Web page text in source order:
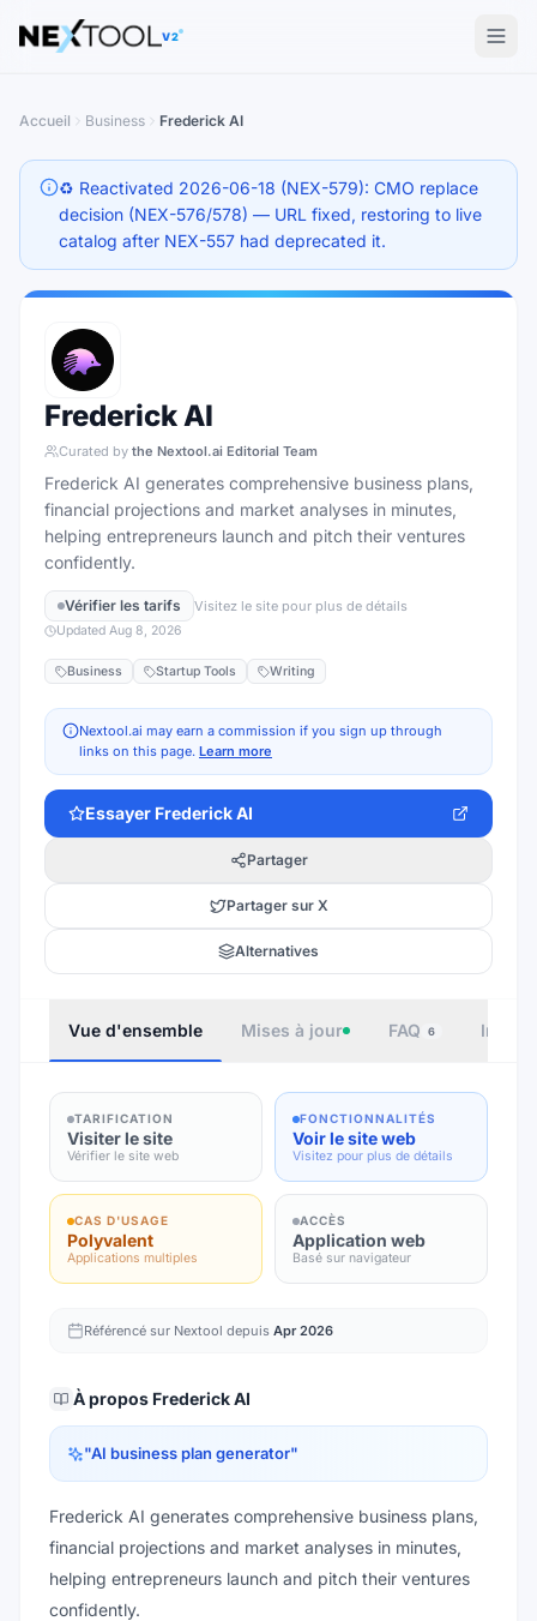
The AI tools directory — Find the Best AI Tools
V2
Accueil Business Frederick AI
♻️ Reactivated 2026-06-18 (NEX-579): CMO replace
decision (NEX-576/578) — URL fixed, restoring to live
catalog after NEX-557 had deprecated it.
Frederick AI
Curated by the Nextool.ai Editorial Team
Frederick AI generates comprehensive business plans,
financial projections and market analyses in minutes,
helping entrepreneurs launch and pitch their ventures
confidently.
Vérifier les tarifs Visitez le site pour plus de détails
Updated Aug 8, 2026
Business Startup Tools Writing
Nextool.ai may earn a commission if you sign up through
links on this page. Learn more
Essayer Frederick AI
Partager
Partager sur X
Alternatives
Vue d'ensemble Mises à jour FAQ 6
TARIFICATION
Visiter le site
Vérifier le site web
FONCTIONNALITÉS
Voir le site web
Visitez pour plus de détails
CAS D'USAGE
Polyvalent
Applications multiples
ACCÈS
Application web
Basé sur navigateur
Référencé sur Nextool depuis Apr 2026
À propos Frederick AI
"AI business plan generator"
Frederick AI generates comprehensive business plans,
financial projections and market analyses in minutes,
helping entrepreneurs launch and pitch their ventures
confidently.